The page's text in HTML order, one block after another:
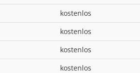
kostenlos
kostenlos
kostenlos
kostenlos